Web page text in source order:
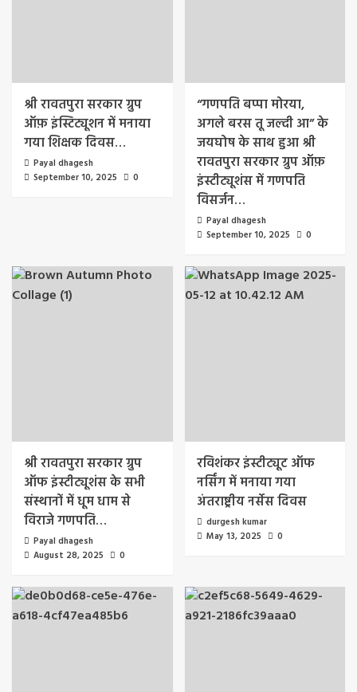
श्री रावतपुरा सरकार ग्रुप
ऑफ़ इंस्टिट्यूशन में मनाया
गया शिक्षक दिवस…
Payal dhagesh
September 10, 2025
0
“गणपति बप्पा मोरया,
अगले बरस तू जल्दी आ” के
जयघोष के साथ हुआ श्री
रावतपुरा सरकार ग्रुप ऑफ़
इंस्टीट्यूशंस में गणपति
विसर्जन…
Payal dhagesh
September 10, 2025
0
श्री रावतपुरा सरकार ग्रुप
ऑफ इंस्टीट्यूशंस के सभी
संस्थानों में धूम धाम से
विराजे गणपति…
Payal dhagesh
August 28, 2025
0
रविशंकर इंस्टीट्यूट ऑफ
नर्सिंग में मनाया गया
अंतराष्ट्रीय नर्सेस दिवस
durgesh kumar
May 13, 2025
0